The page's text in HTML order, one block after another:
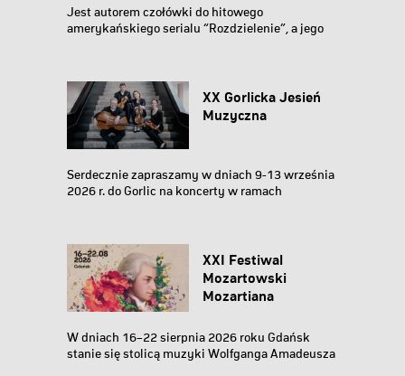
Jest autorem czołówki do hitowego
amerykańskiego serialu “Rozdzielenie”, a jego
XX Gorlicka Jesień
Muzyczna
Serdecznie zapraszamy w dniach 9-13 września
2026 r. do Gorlic na koncerty w ramach
XXI Festiwal
Mozartowski
Mozartiana
W dniach 16–22 sierpnia 2026 roku Gdańsk
stanie się stolicą muzyki Wolfganga Amadeusza